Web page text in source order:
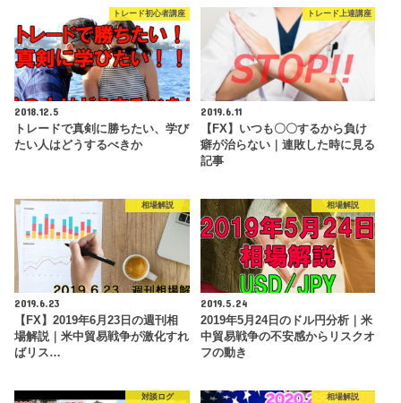
トレード初心者講座
2018.12.5
トレードで真剣に勝ちたい、学び
たい人はどうするべきか
トレード上達講座
2019.6.11
【FX】いつも〇〇するから負け
癖が治らない｜連敗した時に見る
記事
相場解説
2019.6.23
【FX】2019年6月23日の週刊相
場解説｜米中貿易戦争が激化すれ
ばリス…
相場解説
2019.5.24
2019年5月24日のドル円分析｜米
中貿易戦争の不安感からリスクオ
フの動き
対談ログ 相場解説